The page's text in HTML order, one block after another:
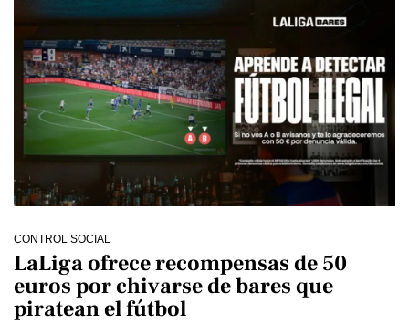
CONTROL SOCIAL
LaLiga ofrece recompensas de 50
euros por chivarse de bares que
piratean el fútbol